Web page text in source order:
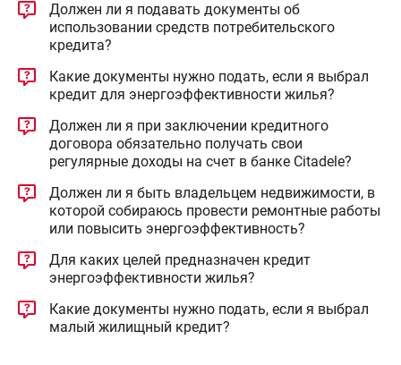
Должен ли я подавать документы об
использовании средств потребительского
кредита?
Какие документы нужно подать, если я выбрал
кредит для энергоэффективности жилья?
Должен ли я при заключении кредитного
договора обязательно получать свои
регулярные доходы на счет в банке Citadele?
Должен ли я быть владельцем недвижимости, в
которой собираюсь провести ремонтные работы
или повысить энергоэффективность?
Для каких целей предназначен кредит
энергоэффективности жилья?
Какие документы нужно подать, если я выбрал
малый жилищный кредит?